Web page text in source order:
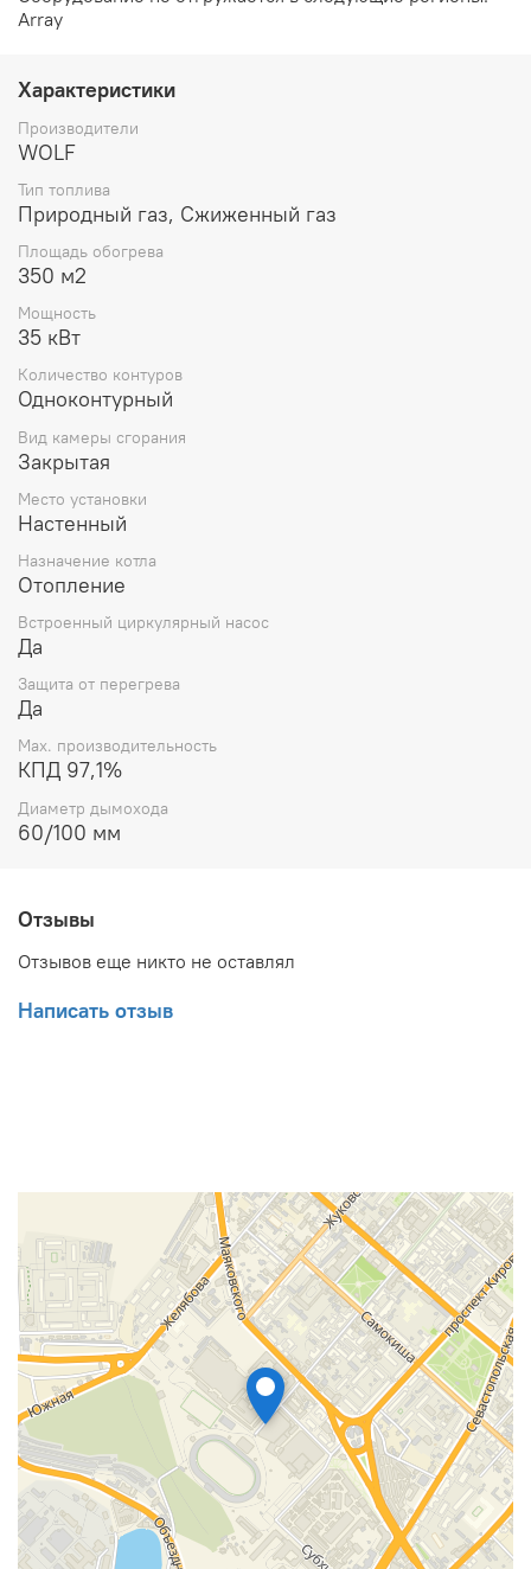
Array
Характеристики
Производители
WOLF
Тип топлива
Природный газ, Сжиженный газ
Площадь обогрева
350 м2
Мощность
35 кВт
Количество контуров
Одноконтурный
Вид камеры сгорания
Закрытая
Место установки
Настенный
Назначение котла
Отопление
Встроенный циркулярный насос
Да
Защита от перегрева
Да
Max. производительность
КПД 97,1%
Диаметр дымохода
60/100 мм
Отзывы
Отзывов еще никто не оставлял
Написать отзыв